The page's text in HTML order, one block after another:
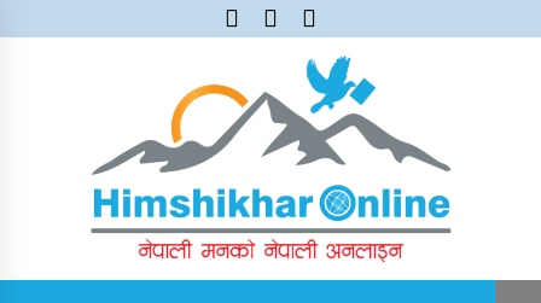
to
Himshikhar Online